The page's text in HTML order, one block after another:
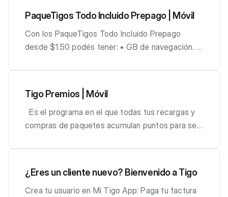
PaqueTigos Todo Incluido Prepago | Móvil
Con los PaqueTigos Todo Incluido Prepago
desde $1.50 podés tener: • GB de navegación. •
Instagram + X). • Llamadas ilimitadas a red Tigo
(móvil y fija). • Minutos para llamar a otras redes
móviles, USA y Canadá. * Paquetes de $2.50 en
adelante incluyen YouTube y TikTok. *Paquetes
de $4 en adelante incluyen Redes Sociales
Paquete de $20 exclusivo de canal digital.
Podés adquirir tus paquetes todo incluido en: 📱
Canales de Compra Prepago 📲 Mi Tigo App /
Tigo Premios | Móvil
Es el programa en el que todas tus recargas y
compras de paquetes acumulan puntos para ser
punto. Unirte a Tigo Premios es TOTALMENTE
más de una vez al mes. 1. Todas las compras de
RECARGAS y PAQUETES acumulan puntos. 2.
¿Eres un cliente nuevo? Bienvenido a Tigo
Crea tu usuario en Mi Tigo App: Paga tu factura